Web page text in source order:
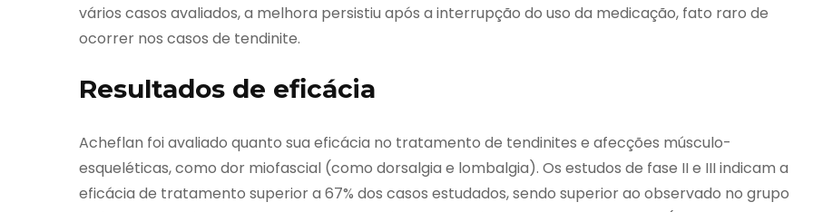
vários casos avaliados, a melhora persistiu após a interrupção do uso da medicação, fato raro de
ocorrer nos casos de tendinite.
Resultados de eficácia
Acheflan foi avaliado quanto sua eficácia no tratamento de tendinites e afecções músculo-
esqueléticas, como dor miofascial (como dorsalgia e lombalgia). Os estudos de fase II e III indicam a
eficácia de tratamento superior a 67% dos casos estudados, sendo superior ao observado no grupo